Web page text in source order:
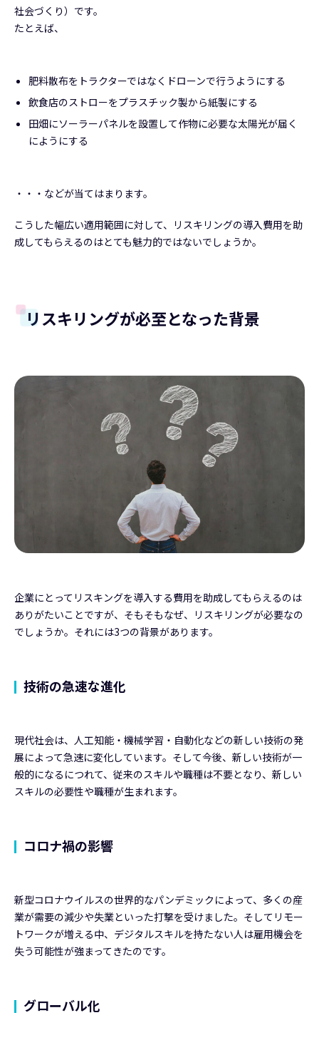
社会づくり）です。
たとえば、
肥料散布をトラクターではなくドローンで行うようにする
飲食店のストローをプラスチック製から紙製にする
田畑にソーラーパネルを設置して作物に必要な太陽光が届く
にようにする
・・・などが当てはまります。
こうした幅広い適用範囲に対して、リスキリングの導入費用を助
成してもらえるのはとても魅力的ではないでしょうか。
リスキリングが必至となった背景
企業にとってリスキングを導入する費用を助成してもらえるのは
ありがたいことですが、そもそもなぜ、リスキリングが必要なの
でしょうか。それには3つの背景があります。
技術の急速な進化
現代社会は、人工知能・機械学習・自動化などの新しい技術の発
展によって急速に変化しています。そして今後、新しい技術が一
般的になるにつれて、従来のスキルや職種は不要となり、新しい
スキルの必要性や職種が生まれます。
コロナ禍の影響
新型コロナウイルスの世界的なパンデミックによって、多くの産
業が需要の減少や失業といった打撃を受けました。そしてリモー
トワークが増える中、デジタルスキルを持たない人は雇用機会を
失う可能性が強まってきたのです。
グローバル化